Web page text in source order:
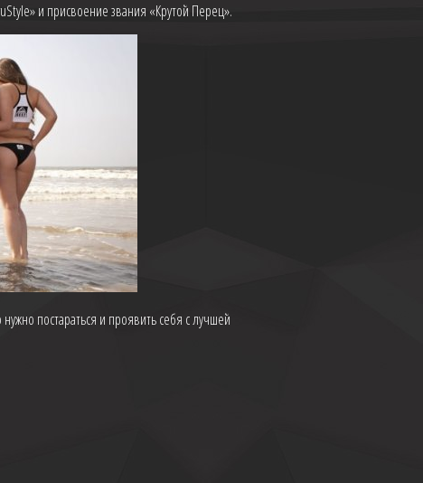
и присвоение звания «Крутой Перец».
постараться и проявить себя с лучшей